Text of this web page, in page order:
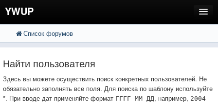
YWUP
FAQ
Вход
Список форумов
Найти пользователя
Здесь вы можете осуществить поиск конкретных пользователей. Не
обязательно заполнять все поля. Для поиска по шаблону используйте
*. При вводе дат применяйте формат ГГГГ-ММ-ДД, например, 2004-